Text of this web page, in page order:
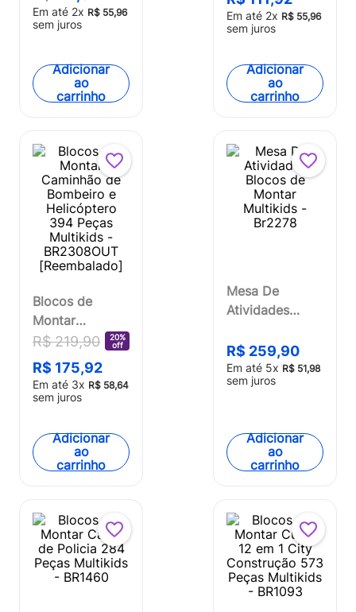
[Reembalado]
Em até 2x R$ 55,96
sem juros
Adicionar
ao
carrinho
Peças Multikids
- BR1459OUT
Em até 2x R$ 55,96
sem juros
Adicionar
ao
carrinho
Blocos de
Montar
Caminhão de
Bombeiro e
Helicóptero
394 Peças
BR2308OUT
[Reembalado]
R$ 219,90
20%
off
R$ 175,92
Em até 3x R$ 58,64
sem juros
Adicionar
ao
carrinho
Mesa De
Atividades
Montar
Multikids -
Br2278
R$ 259,90
Em até 5x R$ 51,98
sem juros
Adicionar
ao
carrinho